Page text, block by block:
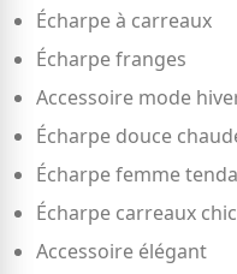
Écharpe à carreaux
Écharpe franges
Accessoire mode
Écharpe douce
Écharpe femme
Écharpe carreaux chic
Accessoire élégant